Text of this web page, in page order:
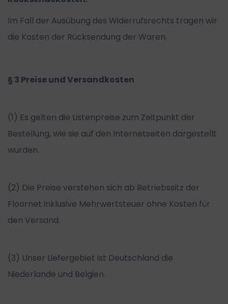
Im Fall der Ausübung des Widerrufsrechts tragen wir
die Kosten der Rücksendung der Waren.
§ 3 Preise und Versandkosten
(1) Es gelten die Listenpreise zum Zeitpunkt der
Bestellung, wie sie auf den Internetseiten dargestellt
wurden.
(2) Die Preise verstehen sich ab Betriebssitz der
Floornet inklusive Mehrwertsteuer ohne Kosten für
den Versand.
(3) Unser Liefergebiet ist Deutschland die
Niederlande und Belgien.